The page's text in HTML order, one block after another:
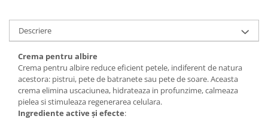
Descriere
Crema pentru albire
Crema pentru albire reduce eficient petele, indiferent de natura
acestora: pistrui, pete de batranete sau pete de soare. Aceasta
crema elimina uscaciunea, hidrateaza in profunzime, calmeaza
pielea si stimuleaza regenerarea celulara.
Ingrediente active și efecte: